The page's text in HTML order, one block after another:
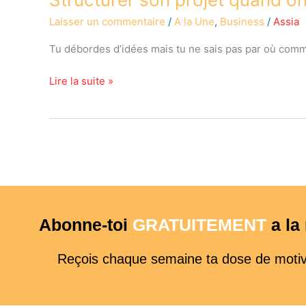
Laisser un commentaire / A la Une, Business / Assia
Tu débordes d’idées mais tu ne sais pas par où
on
a
idées
Lire la suite »
Abonne-toi GRATUITEMENT a la
Reçois chaque semaine ta dose de